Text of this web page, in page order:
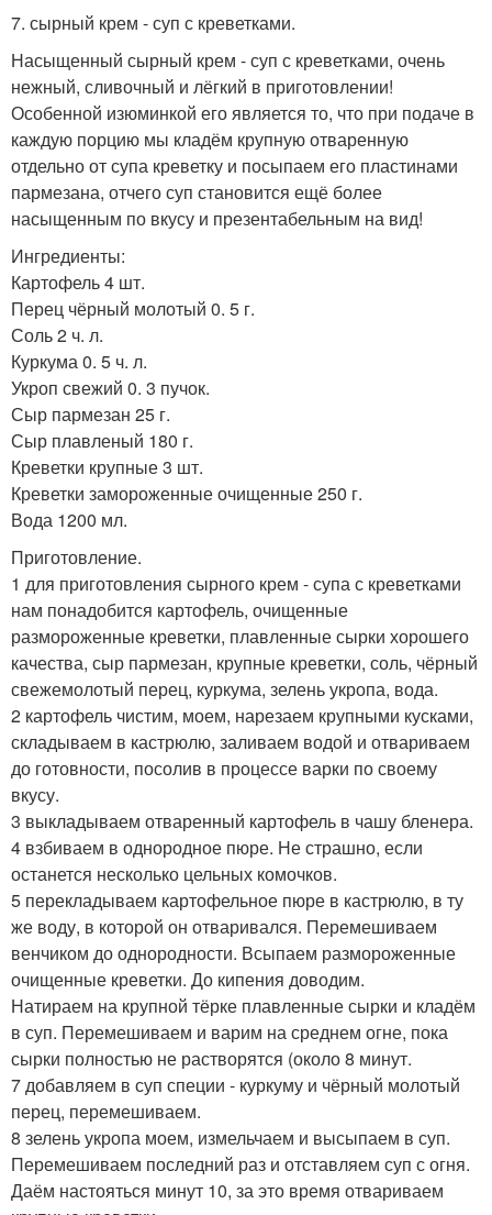
7. сырный крем - суп с креветками.
Насыщенный сырный крем - суп с креветками, очень
нежный, сливочный и лёгкий в приготовлении!
Особенной изюминкой его является то, что при подаче в
каждую порцию мы кладём крупную отваренную
отдельно от супа креветку и посыпаем его пластинами
пармезана, отчего суп становится ещё более
насыщенным по вкусу и презентабельным на вид!
Ингредиенты:
Картофель 4 шт.
Перец чёрный молотый 0. 5 г.
Соль 2 ч. л.
Куркума 0. 5 ч. л.
Укроп свежий 0. 3 пучок.
Сыр пармезан 25 г.
Сыр плавленый 180 г.
Креветки крупные 3 шт.
Креветки замороженные очищенные 250 г.
Вода 1200 мл.
Приготовление.
1 для приготовления сырного крем - супа с креветками
нам понадобится картофель, очищенные
размороженные креветки, плавленные сырки хорошего
качества, сыр пармезан, крупные креветки, соль, чёрный
свежемолотый перец, куркума, зелень укропа, вода.
2 картофель чистим, моем, нарезаем крупными кусками,
складываем в кастрюлю, заливаем водой и отвариваем
до готовности, посолив в процессе варки по своему
вкусу.
3 выкладываем отваренный картофель в чашу бленера.
4 взбиваем в однородное пюре. Не страшно, если
останется несколько цельных комочков.
5 перекладываем картофельное пюре в кастрюлю, в ту
же воду, в которой он отваривался. Перемешиваем
венчиком до однородности. Всыпаем размороженные
очищенные креветки. До кипения доводим.
Натираем на крупной тёрке плавленные сырки и кладём
в суп. Перемешиваем и варим на среднем огне, пока
сырки полностью не растворятся (около 8 минут.
7 добавляем в суп специи - куркуму и чёрный молотый
перец, перемешиваем.
8 зелень укропа моем, измельчаем и высыпаем в суп.
Перемешиваем последний раз и отставляем суп с огня.
Даём настояться минут 10, за это время отвариваем